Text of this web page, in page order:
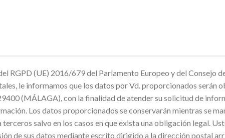
RGPD (UE) 2016/679 del Parlamento Europeo y del Consejo
le informamos que los datos por Vd. proporcionados
(MÁLAGA), con la finalidad de atender su solicitud de
Los datos proporcionados se conservarán mientras se
salvo en los casos en que exista una obligación legal.
de sus datos mediante escrito dirigido a la dirección postal